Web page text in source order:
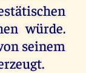
würde.
seinem